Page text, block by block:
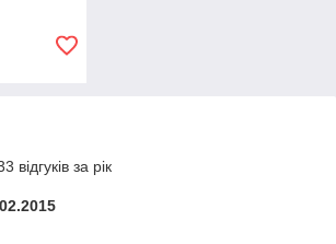
відгуків за рік